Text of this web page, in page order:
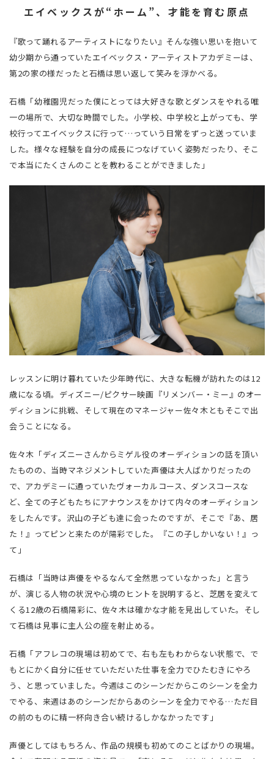
エイベックスが“ホーム”、才能を育む原点
『歌って踊れるアーティストになりたい』そんな強い思いを抱いて
幼少期から通っていたエイベックス・アーティストアカデミーは、
第2の家の様だったと石橋は思い返して笑みを浮かべる。
石橋「幼稚園児だった僕にとっては大好きな歌とダンスをやれる唯
一の場所で、大切な時間でした。小学校、中学校と上がっても、学
校行ってエイベックスに行って…っていう日常をずっと送っていま
した。様々な経験を自分の成長につなげていく姿勢だったり、そこ
で本当にたくさんのことを教わることができました」
レッスンに明け暮れていた少年時代に、大きな転機が訪れたのは12
歳になる頃。ディズニー/ピクサー映画『リメンバー・ミー』のオー
ディションに挑戦、そして現在のマネージャー佐々木ともそこで出
会うことになる。
佐々木「ディズニーさんからミゲル役のオーディションの話を頂い
たものの、当時マネジメントしていた声優は大人ばかりだったの
で、アカデミーに通っていたヴォーカルコース、ダンスコースな
ど、全ての子どもたちにアナウンスをかけて内々のオーディション
をしたんです。沢山の子ども達に会ったのですが、そこで『あ、居
た！』ってピンと来たのが陽彩でした。『この子しかいない！』っ
て」
石橋は「当時は声優をやるなんて全然思っていなかった」と言う
が、演じる人物の状況や心境のヒントを説明すると、芝居を変えて
くる12歳の石橋陽彩に、佐々木は確かな才能を見出していた。そし
て石橋は見事に主人公の座を射止める。
石橋「アフレコの現場は初めてで、右も左もわからない状態で、で
もとにかく自分に任せていただいた仕事を全力でひたむきにやろ
う、と思っていました。今週はこのシーンだからこのシーンを全力
でやる、来週はあのシーンだからあのシーンを全力でやる…ただ目
の前のものに精一杯向き合い続けるしかなかったです」
声優としてはもちろん、作品の規模も初めてのことばかりの現場。